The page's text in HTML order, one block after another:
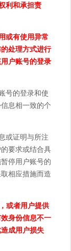
利和承担责
或有使用异常
处理方式进行
户账号的登录
号的登录和使
息相一致的个
或证明与所注
要求或结合具
停用户账号的
相应措施而造
或者用户提供
身份信息不一
成用户损失